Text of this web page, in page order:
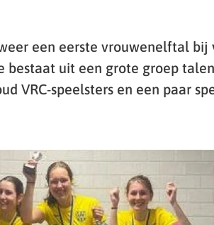
een eerste vrouwenelftal bij
bestaat uit een grote groep
VRC-speelsters en een paar